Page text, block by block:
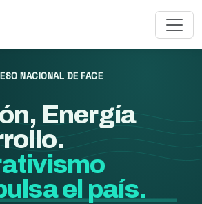
NACIONAL DE FACE
Energía
el país.